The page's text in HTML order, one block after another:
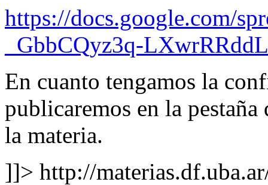
https://docs.google.com/
_GbbCQyz3q-
En cuanto tengamos la
publicaremos en la
la materia.
]]> http://